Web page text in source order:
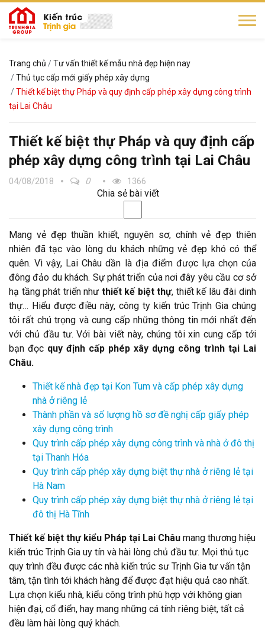
Trang chủ
Tư vấn thiết kế mẫu nhà đẹp hiện nay
Thủ tục cấp mới giấy phép xây dựng
Thiết kế biệt thự Pháp và quy định cấp phép xây dựng công trình
tại Lai Châu
Thiết kế biệt thự Pháp và quy định cấp
phép xây dựng công trình tại Lai Châu
04/08/2018 0 1366
Chia sẻ bài viết
Mang vẻ đẹp thuần khiết, nguyên sơ, chính vẻ đẹp thiên
nhiên đã tạc vào lòng du khách những vẻ đẹp khó có thể
quên. Vì vậy, Lai Châu dần là địa điểm được lựa chọn của
đông đảo du khách. Sự phát triển của nơi đây yêu cầu cơ sở
hạ tầng phát triển như thiết kế biệt thự, thiết kế lâu đài dinh
thự… Hiểu được điều này, công ty kiến trúc Trịnh Gia chúng
tôi rất chú trọng và cung cấp những thông tin mới nhất đến
với chủ đầu tư. Với bài viết này, chúng tôi xin cung cấp tới
bạn đọc quy định cấp phép xây dựng công trình tại Lai
Châu.
Thiết kế nhà đẹp tại Kon Tum và cấp phép xây dựng
nhà ở riêng lẻ
Thành phần và số lượng hồ sơ đề nghị cấp giấy phép
xây dựng công trình
Quy trình cấp phép xây dựng công trình và nhà ở đô thị
tại Thanh Hóa
Quy trình cấp phép xây dựng biệt thự nhà ở riêng lẻ tại
Hà Nam
Quy trình cấp phép xây dựng biệt thự nhà ở riêng lẻ tại
đô thị Hà Tĩnh
Thiết kế biệt thự kiểu Pháp tại Lai Châu mang thương hiệu
kiến trúc Trịnh Gia uy tín và hài lòng chủ đầu tư. Mọi thủ tục
quy trình đều được các nhà kiến trúc sư Trịnh Gia tư vấn tận
tâm, tận tình tới khách hàng để được đạt hiệu quả cao nhất.
Lựa chọn kiểu nhà, kiểu công trình phù hợp với không gian
hiện đại, cổ điển, hay mang những cá tính riêng biệt, tất cả
đều làm hài lòng quý khách.